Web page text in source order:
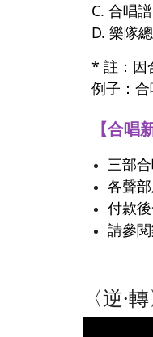
C. 合唱
D. 樂隊
* 註：因
例子：
【合
三部
各聲
付款
請參
〈逆·